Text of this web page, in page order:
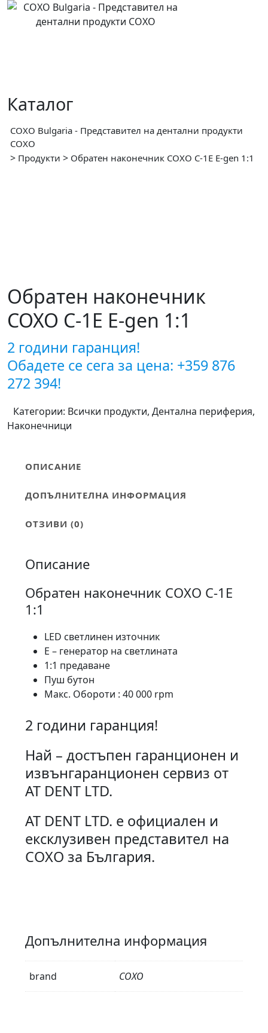
Skip
Каталог
COXO Bulgaria - Представител на дентални продукти
COXO
> Продукти > Обратен наконечник COXO C-1E E-gen 1:1
Обратен наконечник
COXO C-1E E-gen 1:1
2 години гаранция!
Обадете се сега за цена: +359 876
272 394!
Категории: Всички продукти, Дентална периферия,
Наконечници
ОПИСАНИЕ
ДОПЪЛНИТЕЛНА ИНФОРМАЦИЯ
ОТЗИВИ (0)
Описание
Обратен наконечник COXO C-1E
1:1
LED светлинен източник
Е – генератор на светлината
1:1 предаване
Пуш бутон
Макс. Обороти : 40 000 rpm
2 години гаранция!
Най – достъпен гаранционен и
извънгаранционен сервиз от
AT DENT LTD.
АТ DENT LTD. е официален и
ексклузивен представител на
COXO за България.
Допълнителна информация
brand COXO